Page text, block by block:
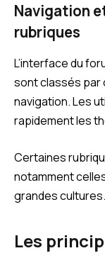
Navigation
rubriques
L’interface du
sont classés par
navigation. Les
rapidement les
Certaines
notamment
grandes cultures.
Les